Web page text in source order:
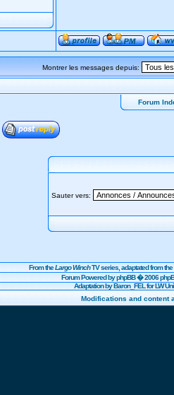
Montrer les messages depuis:
Forum
Sauter vers:
From theLargo WinchTV series, adaptated from
Forum Powered byphpBB� 2006
Adaptation by Baron_FEL for LW
Modifications and content